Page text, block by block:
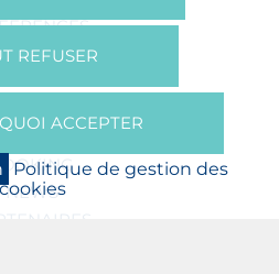
NOUS
Presse
NEWS
REFUSER
ACCEPTER
Politique de gestion des